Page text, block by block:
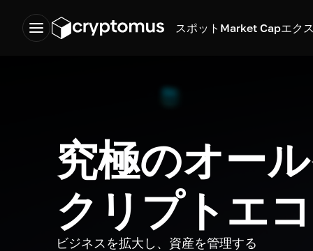
スポット Market Capエク
究極のオー
クリプトエ
ビジネスを拡大し、資産を管理する